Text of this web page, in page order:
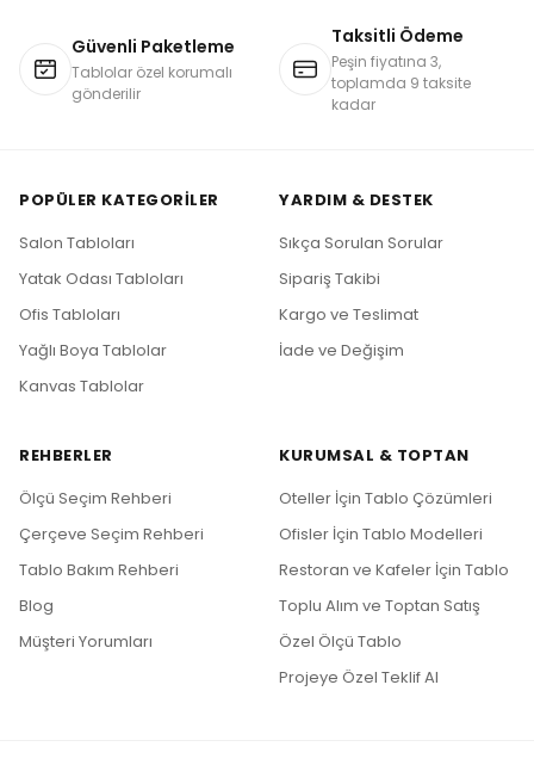
Güvenli Paketleme
Tablolar özel korumalı
gönderilir
Taksitli Ödeme
Peşin fiyatına 3,
toplamda 9 taksite
kadar
POPÜLER KATEGORILER
Salon Tabloları
Yatak Odası Tabloları
Ofis Tabloları
Yağlı Boya Tablolar
Kanvas Tablolar
YARDIM & DESTEK
Sıkça Sorulan Sorular
Sipariş Takibi
Kargo ve Teslimat
İade ve Değişim
REHBERLER
Ölçü Seçim Rehberi
Çerçeve Seçim Rehberi
Tablo Bakım Rehberi
Blog
Müşteri Yorumları
KURUMSAL & TOPTAN
Oteller İçin Tablo Çözümleri
Ofisler İçin Tablo Modelleri
Restoran ve Kafeler İçin Tablo
Toplu Alım ve Toptan Satış
Özel Ölçü Tablo
Projeye Özel Teklif Al